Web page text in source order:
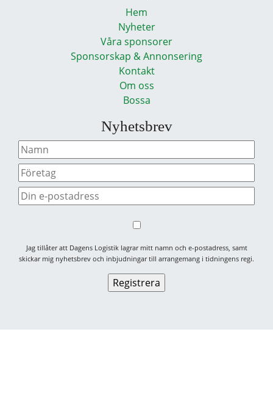
Hem
Nyheter
Våra sponsorer
Sponsorskap & Annonsering
Kontakt
Om oss
Bossa
Nyhetsbrev
Jag tillåter att Dagens Logistik lagrar mitt namn och e-postadress, samt
skickar mig nyhetsbrev och inbjudningar till arrangemang i tidningens regi.